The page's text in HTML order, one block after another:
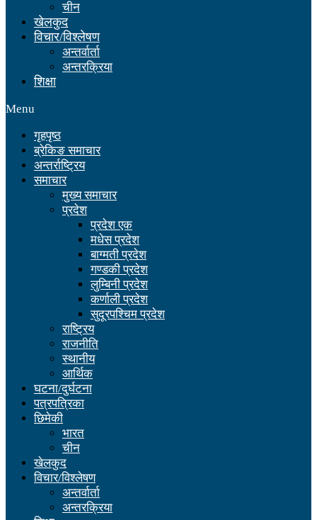
चीन
खेलकुद
विचार/विश्लेषण
अन्तर्वार्ता
अन्तरक्रिया
शिक्षा
Menu
गृहपृष्ठ
ब्रेकिङ समाचार
अन्तर्राष्ट्रिय
समाचार
मुख्य समाचार
प्रदेश
प्रदेश एक
मधेस प्रदेश
बाग्मती प्रदेश
गण्डकी प्रदेश
लुम्बिनी प्रदेश
कर्णाली प्रदेश
सुदूरपश्चिम प्रदेश
राष्ट्रिय
राजनीति
स्थानीय
आर्थिक
घटना/दुर्घटना
पत्रपत्रिका
छिमेकी
भारत
चीन
खेलकुद
विचार/विश्लेषण
अन्तर्वार्ता
अन्तरक्रिया